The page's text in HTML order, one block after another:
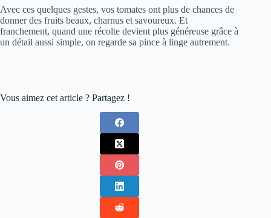
Avec ces quelques gestes, vos tomates ont plus de chances de
donner des fruits beaux, charnus et savoureux. Et
franchement, quand une récolte devient plus généreuse grâce à
un détail aussi simple, on regarde sa pince à linge autrement.
Vous aimez cet article ? Partagez !